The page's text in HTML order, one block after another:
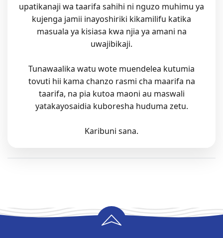
upatikanaji wa taarifa sahihi ni nguzo muhimu ya
kujenga jamii inayoshiriki kikamilifu katika
masuala ya kisiasa kwa njia ya amani na
uwajibikaji.
Tunawaalika watu wote muendelea kutumia
tovuti hii kama chanzo rasmi cha maarifa na
taarifa, na pia kutoa maoni au maswali
yatakayosaidia kuboresha huduma zetu.
Karibuni sana.